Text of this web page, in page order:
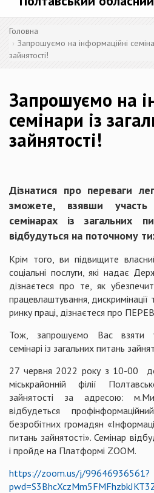
Головна
Запрошуємо на інформаційні
зайнятості!
Запрошуємо на
семінари із
зайнятості!
Дізнатися про переваги
зможете, взявши
семінарах із загальних
відбудуться на поточному
Крім того, ви підвищите
соціальні послуги, які надає
дізнаєтеся про те, як
працевлаштування, дискримінації
ринку праці, дізнаєтеся про
Тож, запрошуємо Вас взяти
семінарі із загальних питань
27 червня 2022 року з 10-00
міськрайонній філії
зайнятості за адресою:
відбудеться
безробітних громадян
питань зайнятості». Семінар
і пройде на Платформі ZOOM.
https://zoom.us/j/99646936561?